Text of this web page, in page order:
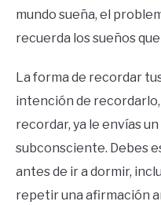
mundo sueña, el
recuerda los sueños
La forma de recordar
intención de
recordar, ya le envías
subconsciente. Debes
antes de ir a dormir,
repetir una afirmación